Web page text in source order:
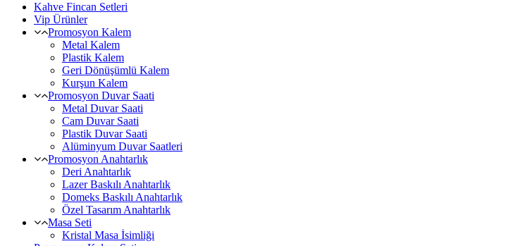
Kahve Fincan Setleri
Vip Ürünler
Promosyon Kalem
Metal Kalem
Plastik Kalem
Geri Dönüşümlü Kalem
Kurşun Kalem
Promosyon Duvar Saati
Metal Duvar Saati
Cam Duvar Saati
Plastik Duvar Saati
Alüminyum Duvar Saatleri
Promosyon Anahtarlık
Deri Anahtarlık
Lazer Baskılı Anahtarlık
Domeks Baskılı Anahtarlık
Özel Tasarım Anahtarlık
Masa Seti
Kristal Masa İsimliği